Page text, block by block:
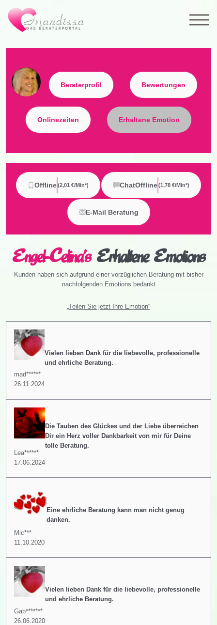
Beraterprofil Bewertungen
Onlinezeiten Erhaltene Emotion
Offline(2,01 €/min*) ChatOffline(1,78 €/min*)
E-Mail Beratung
Engel-Celina's Erhaltene Emotions
Kunden haben sich aufgrund einer vorzüglichen Beratung mit bisher
nachfolgenden Emotions bedankt
„Teilen Sie jetzt Ihre Emotion“
mad******
26.11.2024
Vielen lieben Dank für die liebevolle, professionelle
und ehrliche Beratung.
Lea******
17.06.2024
Die Tauben des Glückes und der Liebe überreichen
Dir ein Herz voller Dankbarkeit von mir für Deine
tolle Beratung.
Mic***
11.10.2020
Eine ehrliche Beratung kann man nicht genug
danken.
Gab*******
26.06.2020
Vielen lieben Dank für die liebevolle, professionelle
und ehrliche Beratung.